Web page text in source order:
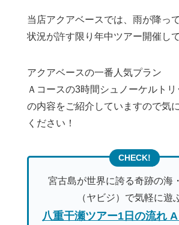
当店アクアベースでは、雨が降っ
状況が許す限り年中ツアー開催し
アクアベースの一番人気プラン
Ａコースの3時間シュノーケルト
の内容をご紹介していますので気
ください！
宮古島が世界に誇る奇跡の海
（ヤビジ）で気軽に遊
八重干瀬ツアー1日の流れ